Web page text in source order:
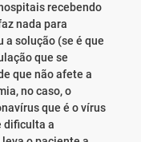
recebendo
nada para
a solução (se é que
que se
que não afete a
no caso, o
que é o vírus
dificulta a